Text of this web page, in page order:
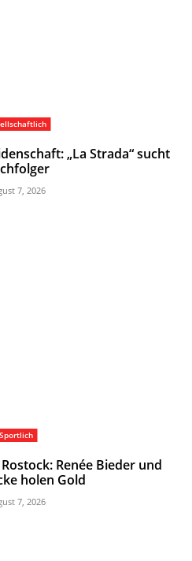
„La Strada“ sucht
7, 2026
Sportlich
Renée Bieder und
holen Gold
7, 2026